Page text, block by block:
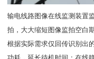
输电线路图像在线监测装置
拍，大大缩短图像监拍空白
根据实际需求仅回传识别出